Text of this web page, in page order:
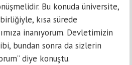
Bu konuda üniversite,
kısa sürede
inanıyorum. Devletimizin
bundan sonra da sizlerin
diye konuştu.